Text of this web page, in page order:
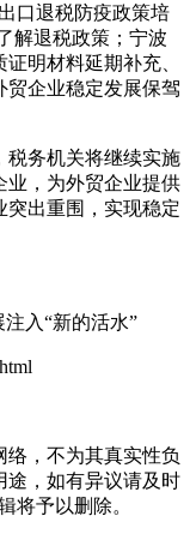
口退税防疫政策培
解退税政策；宁波
明材料延期补充、
贸企业稳定发展保驾
税务机关将继续实施
业，为外贸企业提供
突出重围，实现稳定
入“新的活水”
络，不为其真实性负
途，如有异议请及时
将予以删除。